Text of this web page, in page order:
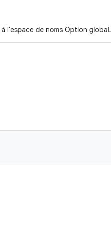
à l'espace de noms Option global.